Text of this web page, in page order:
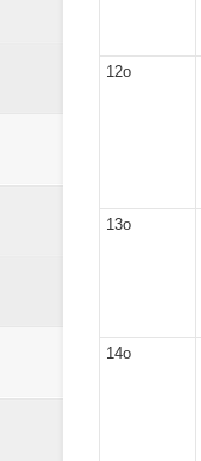
12ο
13ο
14ο